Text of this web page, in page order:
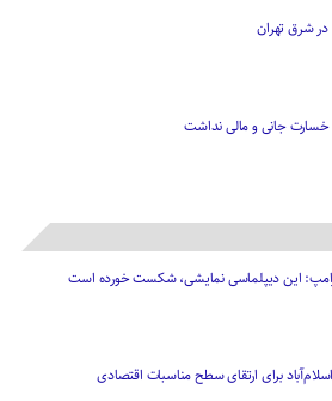
شرق تهران
خسارت جانی و مالی نداشت
این دیپلماسی نمایشی، شکست خورده است
برای ارتقای سطح مناسبات اقتصادی